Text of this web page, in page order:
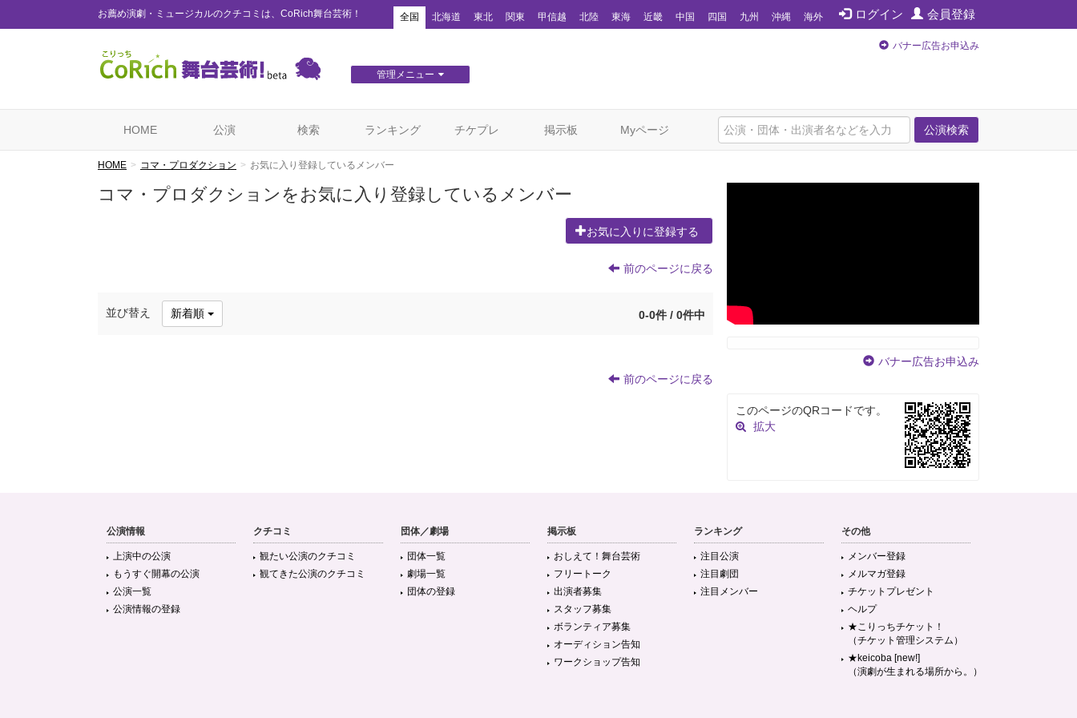
お薦め演劇・ミュージカルのクチコミは、CoRich舞台芸術！ ログイン 会員登録
全国 北海道 東北 関東 甲信越 北陸 東海 近畿 中国 四国 九州 沖縄 海外
管理メニュー
バナー広告お申込み
公演検索
HOME 公演 検索 ランキング チケプレ 掲示板 Myページ
HOME コマ・プロダクション お気に入り登録しているメンバー
コマ・プロダクションをお気に入り登録しているメンバー
お気に入りに登録する
前のページに戻る
並び替え 新着順 0-0件 / 0件中
前のページに戻る
バナー広告お申込み
このページのQRコードです。
拡大
公演情報
上演中の公演
もうすぐ開幕の公演
公演一覧
公演情報の登録
クチコミ
観たい公演のクチコミ
観てきた公演のクチコミ
団体／劇場
団体一覧
劇場一覧
団体の登録
掲示板
おしえて！舞台芸術
フリートーク
出演者募集
スタッフ募集
ボランティア募集
オーディション告知
ワークショップ告知
ランキング
注目公演
注目劇団
注目メンバー
その他
メンバー登録
メルマガ登録
チケットプレゼント
ヘルプ
★こりっちチケット！
（チケット管理システム）
★keicoba [new!]
（演劇が生まれる場所から。）